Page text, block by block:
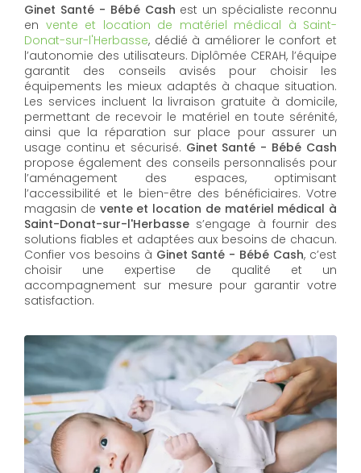
Ginet Santé - Bébé Cash est un spécialiste reconnu
en vente et location de matériel médical à Saint-
Donat-sur-l'Herbasse, dédié à améliorer le confort et
l’autonomie des utilisateurs. Diplômée CERAH, l’équipe
garantit des conseils avisés pour choisir les
équipements les mieux adaptés à chaque situation.
Les services incluent la livraison gratuite à domicile,
permettant de recevoir le matériel en toute sérénité,
ainsi que la réparation sur place pour assurer un
usage continu et sécurisé. Ginet Santé - Bébé Cash
propose également des conseils personnalisés pour
l’aménagement des espaces, optimisant
l’accessibilité et le bien-être des bénéficiaires. Votre
magasin de vente et location de matériel médical à
Saint-Donat-sur-l'Herbasse s’engage à fournir des
solutions fiables et adaptées aux besoins de chacun.
Confier vos besoins à Ginet Santé - Bébé Cash, c’est
choisir une expertise de qualité et un
accompagnement sur mesure pour garantir votre
satisfaction.